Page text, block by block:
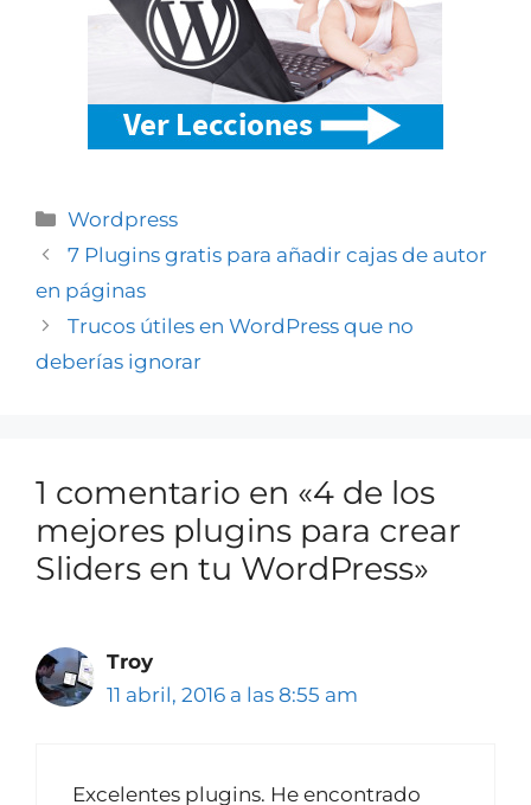
Wordpress
7 Plugins gratis para añadir cajas de autor
en páginas
Trucos útiles en WordPress que no
deberías ignorar
1 comentario en «4 de los
mejores plugins para crear
Sliders en tu WordPress»
Troy
11 abril, 2016 a las 8:55 am
Excelentes plugins. He encontrado